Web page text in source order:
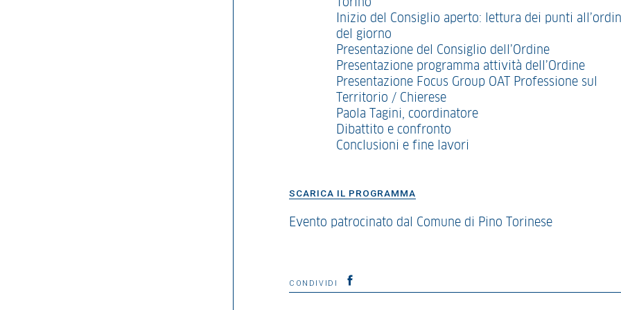
Torino
Inizio del Consiglio aperto: lettura dei punti
del giorno
Presentazione del Consiglio dell’Ordine
Presentazione programma attività dell’Ordine
Presentazione Focus Group OAT Professione sul
Territorio / Chierese
Paola Tagini, coordinatore
Dibattito e confronto
Conclusioni e fine lavori
SCARICA IL PROGRAMMA
Evento patrocinato dal Comune di Pino Torinese
CONDIVIDI